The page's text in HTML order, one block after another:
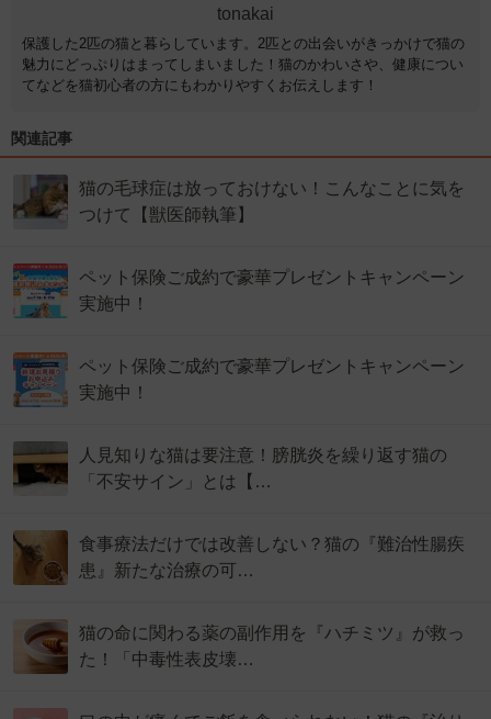
tonakai
保護した2匹の猫と暮らしています。2匹との出会いがきっかけで猫の
魅力にどっぷりはまってしまいました！猫のかわいさや、健康につい
てなどを猫初心者の方にもわかりやすくお伝えします！
関連記事
猫の毛球症は放っておけない！こんなことに気を
つけて【獣医師執筆】
ペット保険ご成約で豪華プレゼントキャンペーン
実施中！
ペット保険ご成約で豪華プレゼントキャンペーン
実施中！
人見知りな猫は要注意！膀胱炎を繰り返す猫の
「不安サイン」とは【…
食事療法だけでは改善しない？猫の『難治性腸疾
患』新たな治療の可…
猫の命に関わる薬の副作用を『ハチミツ』が救っ
た！「中毒性表皮壊…